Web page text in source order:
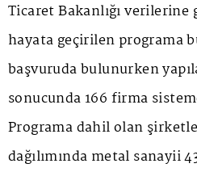
Ticaret Bakanlığı verilerine
hayata geçirilen programa
başvuruda bulunurken
sonucunda 166 firma
Programa dahil olan
dağılımında metal sanayii